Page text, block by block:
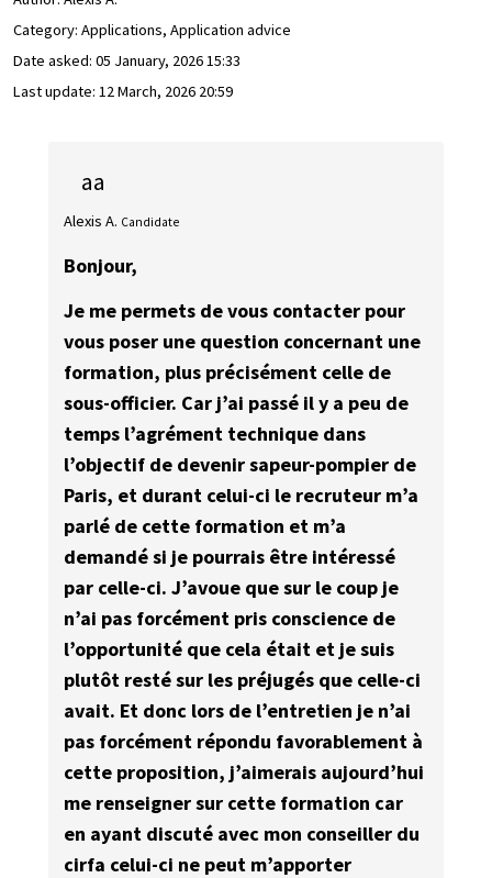
Category: Applications, Application advice
Date asked: 05 January, 2026 15:33
Last update: 12 March, 2026 20:59
aa
Alexis A. Candidate
Bonjour,
Je me permets de vous contacter pour
vous poser une question concernant une
formation, plus précisément celle de
sous-officier. Car j’ai passé il y a peu de
temps l’agrément technique dans
l’objectif de devenir sapeur-pompier de
Paris, et durant celui-ci le recruteur m’a
parlé de cette formation et m’a
demandé si je pourrais être intéressé
par celle-ci. J’avoue que sur le coup je
n’ai pas forcément pris conscience de
l’opportunité que cela était et je suis
plutôt resté sur les préjugés que celle-ci
avait. Et donc lors de l’entretien je n’ai
pas forcément répondu favorablement à
cette proposition, j’aimerais aujourd’hui
me renseigner sur cette formation car
en ayant discuté avec mon conseiller du
cirfa celui-ci ne peut m’apporter